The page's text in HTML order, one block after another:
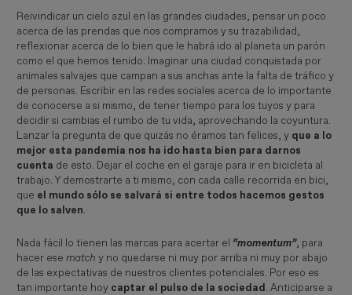
Reivindicar un cielo azul en las grandes ciudades, pensar un poco
acerca de las prendas que nos compramos y su trazabilidad,
reflexionar acerca de lo bien que le habrá ido al planeta un parón
como el que hemos tenido. Imaginar una ciudad conquistada por
animales salvajes que campan a sus anchas ante la falta de tráfico y
de personas. Escribir en las redes sociales acerca de lo importante
de conocerse a si mismo, de tener tiempo para los tuyos y para
decidir si cambias el rumbo de tu vida, aprovechando la coyuntura.
Lanzar la pregunta de que quizás no éramos tan felices, y que a lo
mejor esta pandemia nos ha ido hasta bien para darnos
cuenta de esto. Dejar el coche en el garaje para ir en bicicleta al
trabajo. Y demostrarte a ti mismo, con cada calle recorrida en bici,
que el mundo sólo se salvará si entre todos hacemos gestos
que lo salven.
Nada fácil lo tienen las marcas para acertar el “momentum”, para
hacer ese match y no quedarse ni muy por arriba ni muy por abajo
de las expectativas de nuestros clientes potenciales. Por eso es
tan importante hoy captar el pulso de la sociedad . Anticiparse a